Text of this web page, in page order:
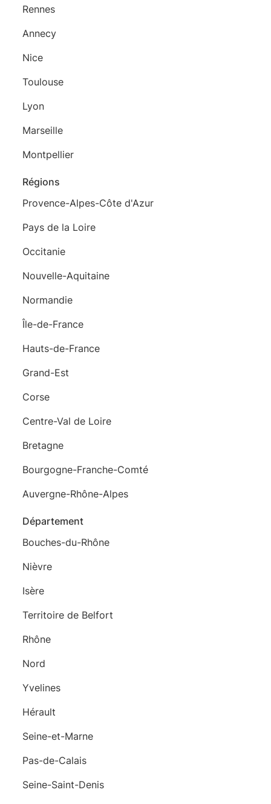
Rennes
Annecy
Nice
Toulouse
Lyon
Marseille
Montpellier
Régions
Provence-Alpes-Côte d'Azur
Pays de la Loire
Occitanie
Nouvelle-Aquitaine
Normandie
Île-de-France
Hauts-de-France
Grand-Est
Corse
Centre-Val de Loire
Bretagne
Bourgogne-Franche-Comté
Auvergne-Rhône-Alpes
Département
Bouches-du-Rhône
Nièvre
Isère
Territoire de Belfort
Rhône
Nord
Yvelines
Hérault
Seine-et-Marne
Pas-de-Calais
Seine-Saint-Denis